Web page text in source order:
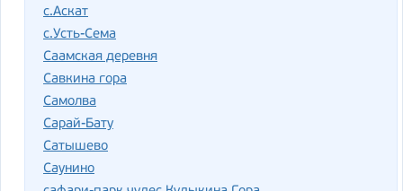
с.Аскат
с.Усть-Сема
Саамская деревня
Савкина гора
Самолва
Сарай-Бату
Сатышево
Саунино